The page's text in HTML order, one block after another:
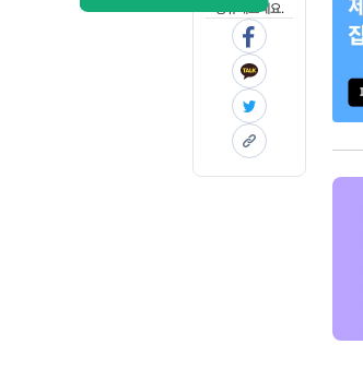
공유해보세요.